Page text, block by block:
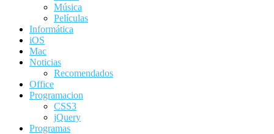
Música
Películas
Informática
iOS
Mac
Noticias
Recomendados
Office
Programacion
CSS3
jQuery
Programas